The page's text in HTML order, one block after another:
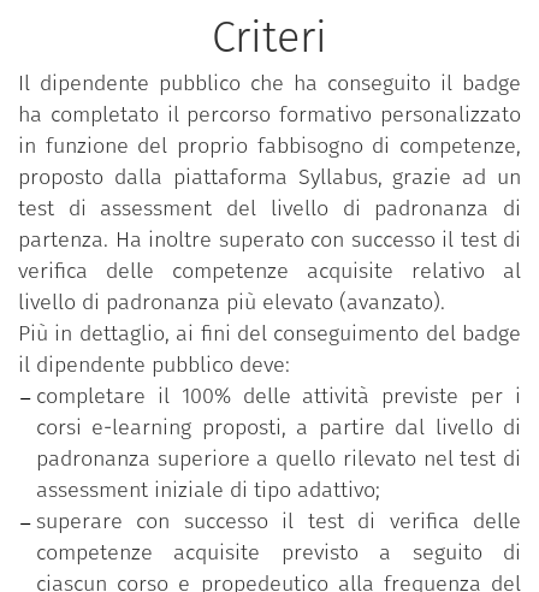
trasformazione digitale delle pubbliche
amministrazioni e dell’azione amministrativa. Il
programma, messo a disposizione dei dipendenti
pubblici gratuitamente dal Dipartimento della
funzione pubblica della Presidenza del Consiglio dei
ministri, è stato realizzato da Fastweb Digital
Academy e si avvale della supervisione di
un
Comitato scientifico multidisciplinarenominato dal
Dipartimento della funzione pubblica.
Criteri
Il dipendente pubblico che ha conseguito il badge
ha completato il percorso formativo personalizzato
in funzione del proprio fabbisogno di competenze,
proposto dalla piattaforma Syllabus, grazie ad un
test di assessment del livello di padronanza di
partenza. Ha inoltre superato con successo il test di
verifica delle competenze acquisite relativo al
livello di padronanza più elevato (avanzato).
Più in dettaglio, ai fini del conseguimento del badge
il dipendente pubblico deve:
completare il 100% delle attività previste per i
corsi e-learning proposti, a partire dal livello di
padronanza superiore a quello rilevato nel test di
assessment iniziale di tipo adattivo;
superare con successo il test di verifica delle
competenze acquisite previsto a seguito di
ciascun corso e propedeutico alla frequenza del